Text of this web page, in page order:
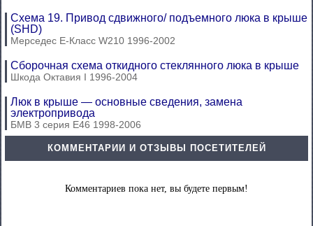
Схема 19. Привод сдвижного/ подъемного люка в крыше
(SHD)
Мерседес E-Класс W210 1996-2002
Сборочная схема откидного стеклянного люка в крыше
Шкода Октавия I 1996-2004
Люк в крыше — основные сведения, замена
электропривода
БМВ 3 серия Е46 1998-2006
КОММЕНТАРИИ И ОТЗЫВЫ ПОСЕТИТЕЛЕЙ
Комментариев пока нет, вы будете первым!